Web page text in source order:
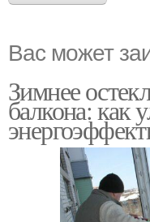
Вас может
Зимнее
балкона: как